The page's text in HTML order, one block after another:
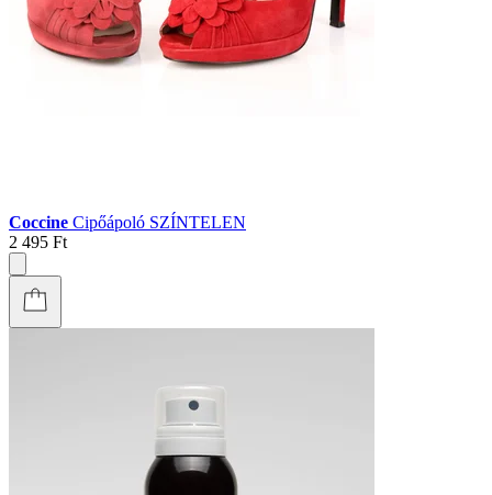
Coccine Cipőápoló SZÍNTELEN
2 495 Ft